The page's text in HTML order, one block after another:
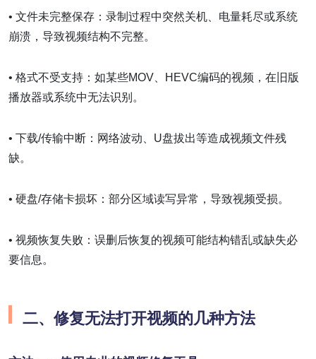
• 文件未完整保存：录制过程中突然关机、电量耗尽或系统
崩溃，导致视频结构不完整。
• 格式不受支持：如某些MOV、HEVC编码的视频，在旧版
播放器或系统中无法识别。
• 下载/传输中断：网络波动、U盘拔出等造成视频文件残
缺。
• 硬盘/存储卡损坏：部分区域读写异常，导致视频受损。
• 视频恢复失败：误删后恢复的视频可能结构错乱或缺失必
要信息。
二、修复无法打开视频的几种方法